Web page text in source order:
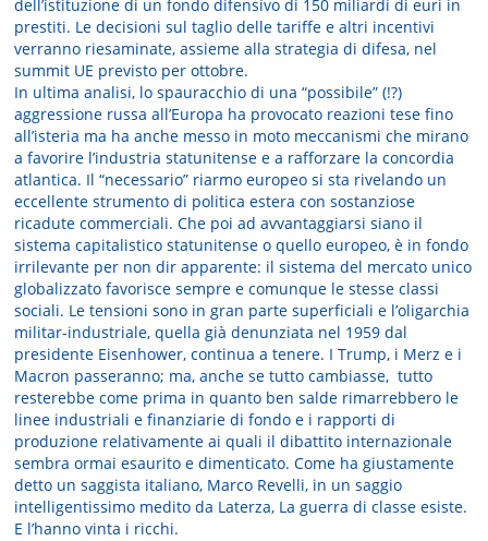
dell’istituzione di un fondo difensivo di 150 miliardi di euri in
prestiti. Le decisioni sul taglio delle tariffe e altri incentivi
verranno riesaminate, assieme alla strategia di difesa, nel
summit UE previsto per ottobre.
In ultima analisi, lo spauracchio di una “possibile” (!?)
aggressione russa all’Europa ha provocato reazioni tese fino
all’isteria ma ha anche messo in moto meccanismi che mirano
a favorire l’industria statunitense e a rafforzare la concordia
atlantica. Il “necessario” riarmo europeo si sta rivelando un
eccellente strumento di politica estera con sostanziose
ricadute commerciali. Che poi ad avvantaggiarsi siano il
sistema capitalistico statunitense o quello europeo, è in fondo
irrilevante per non dir apparente: il sistema del mercato unico
globalizzato favorisce sempre e comunque le stesse classi
sociali. Le tensioni sono in gran parte superficiali e l’oligarchia
militar-industriale, quella già denunziata nel 1959 dal
presidente Eisenhower, continua a tenere. I Trump, i Merz e i
Macron passeranno; ma, anche se tutto cambiasse, tutto
resterebbe come prima in quanto ben salde rimarrebbero le
linee industriali e finanziarie di fondo e i rapporti di
produzione relativamente ai quali il dibattito internazionale
sembra ormai esaurito e dimenticato. Come ha giustamente
detto un saggista italiano, Marco Revelli, in un saggio
intelligentissimo medito da Laterza, La guerra di classe esiste.
E l’hanno vinta i ricchi.